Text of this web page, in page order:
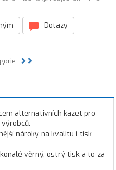
Dotazy
alternativních kazet pro
nároky na kvalitu i tisk
věrný, ostrý tisk a to za